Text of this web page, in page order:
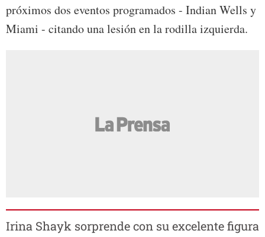
próximos dos eventos programados - Indian Wells y
Miami - citando una lesión en la rodilla izquierda.
Irina Shayk sorprende con su excelente figura